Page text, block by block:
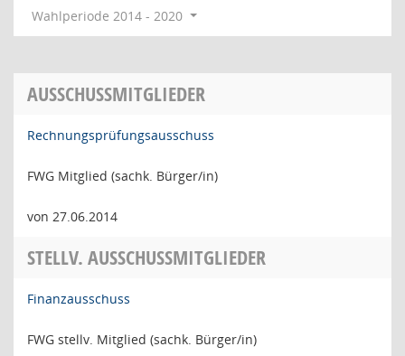
Wahlperiode 2014 - 2020
AUSSCHUSSMITGLIEDER
Rechnungsprüfungsausschuss
FWG Mitglied (sachk. Bürger/in)
von 27.06.2014
STELLV. AUSSCHUSSMITGLIEDER
Finanzausschuss
FWG stellv. Mitglied (sachk. Bürger/in)